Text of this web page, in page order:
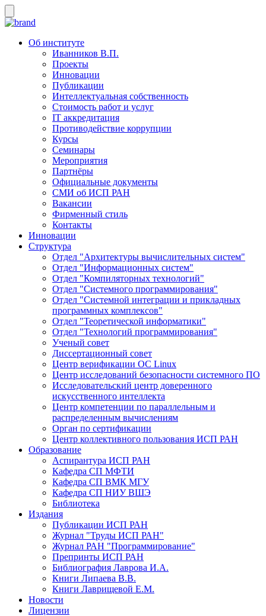
Об институте
Иванников В.П.
Проекты
Инновации
Публикации
Интеллектуальная собственность
Стоимость работ и услуг
IT аккредитация
Противодействие коррупции
Курсы
Семинары
Мероприятия
Партнёры
Официальные документы
СМИ об ИСП РАН
Вакансии
Фирменный стиль
Контакты
Инновации
Структура
Отдел "Архитектуры вычислительных систем"
Отдел "Информационных систем"
Отдел "Компиляторных технологий"
Отдел "Системного программирования"
Отдел "Системной интеграции и прикладных
программных комплексов"
Отдел "Теоретической информатики"
Отдел "Технологий программирования"
Ученый совет
Диссертационный совет
Центр верификации ОС Linux
Центр исследований безопасности системного ПО
Исследовательский центр доверенного
искусственного интеллекта
Центр компетенции по параллельным и
распределенным вычислениям
Орган по сертификации
Центр коллективного пользования ИСП РАН
Образование
Аспирантура ИСП РАН
Кафедра СП МФТИ
Кафедра СП ВМК МГУ
Кафедра СП НИУ ВШЭ
Библиотека
Издания
Публикации ИСП РАН
Журнал "Труды ИСП РАН"
Журнал РАН "Программирование"
Препринты ИСП РАН
Библиография Лаврова И.А.
Книги Липаева В.В.
Книги Лаврищевой Е.М.
Новости
Лицензии